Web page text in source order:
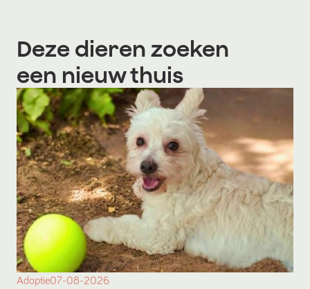
Deze dieren zoeken
een nieuw thuis
Adoptie07-08-2026